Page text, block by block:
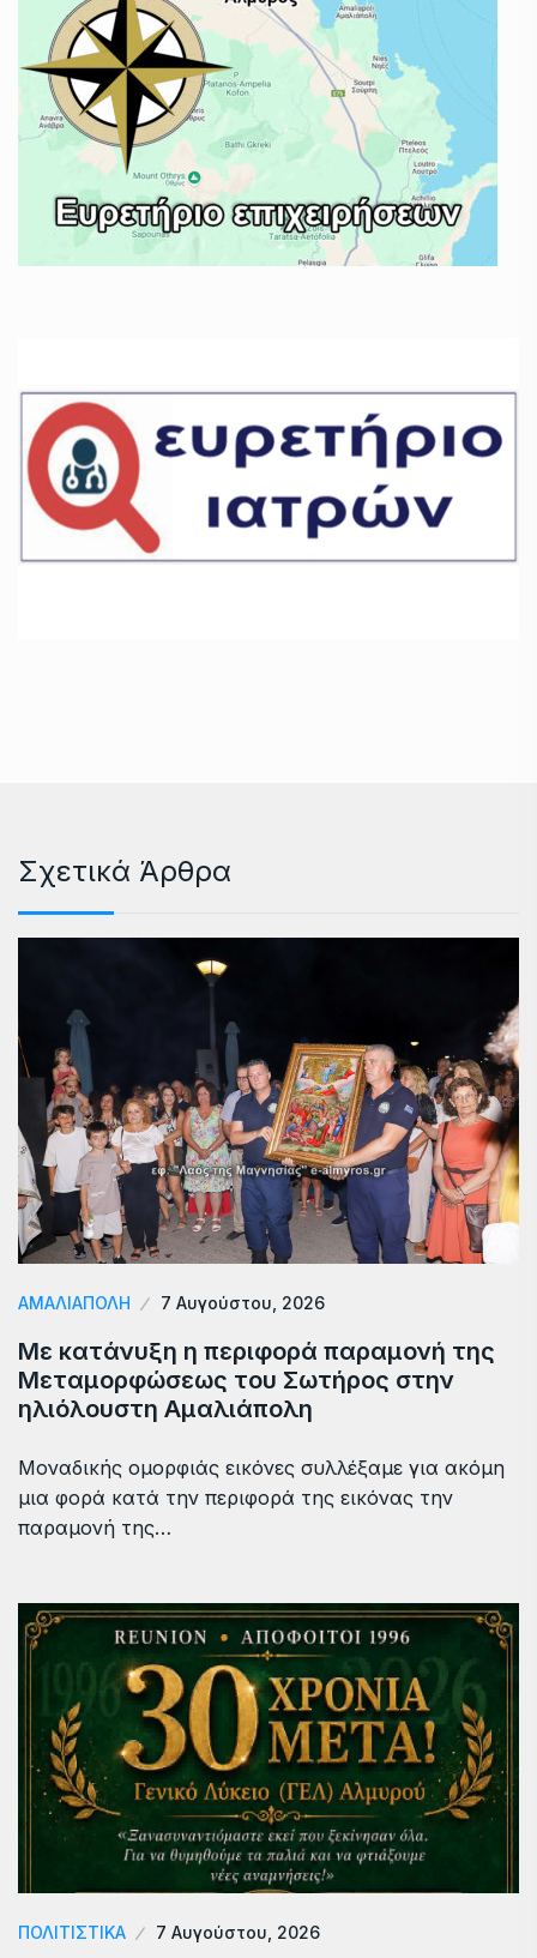
Σχετικά Άρθρα
ΑΜΑΛΙΆΠΟΛΗ 7 Αυγούστου, 2026
Με κατάνυξη η περιφορά παραμονή της
Μεταμορφώσεως του Σωτήρος στην
ηλιόλουστη Αμαλιάπολη
Μοναδικής ομορφιάς εικόνες συλλέξαμε για ακόμη
μια φορά κατά την περιφορά της εικόνας την
παραμονή της…
ΠΟΛΙΤΙΣΤΙΚΑ 7 Αυγούστου, 2026